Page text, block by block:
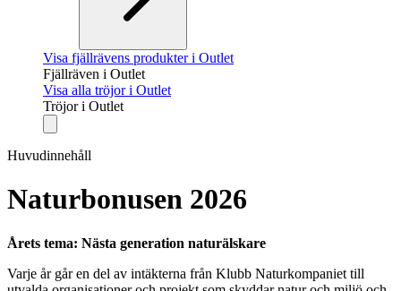
Visa fjällrävens produkter i Outlet
Fjällräven i Outlet
Visa alla tröjor i Outlet
Tröjor i Outlet
Huvudinnehåll
Naturbonusen 2026
Årets tema: Nästa generation naturälskare
Varje år går en del av intäkterna från Klubb Naturkompaniet till